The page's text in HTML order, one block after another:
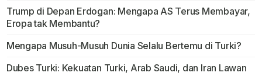
Trump di Depan Erdogan: Mengapa AS Terus Membayar,
Eropa tak Membantu?
Mengapa Musuh-Musuh Dunia Selalu Bertemu di Turki?
Dubes Turki: Kekuatan Turki, Arab Saudi, dan Iran Lawan